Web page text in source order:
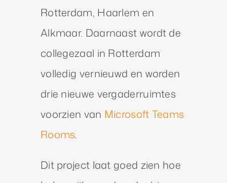
Rotterdam, Haarlem en
Alkmaar. Daarnaast wordt de
collegezaal in Rotterdam
volledig vernieuwd en worden
drie nieuwe vergaderruimtes
voorzien van Microsoft Teams
Rooms.
Dit project laat goed zien hoe